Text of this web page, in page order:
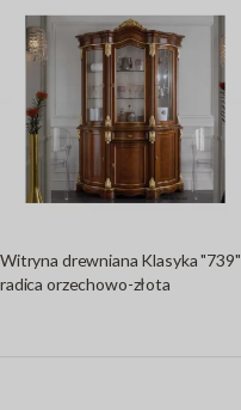
Witryna drewniana Klasyka "739"
radica orzechowo-złota